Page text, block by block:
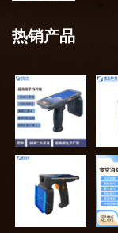
热销产品